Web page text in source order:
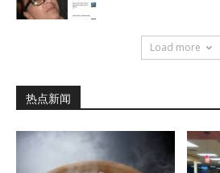
Load more
热点新闻